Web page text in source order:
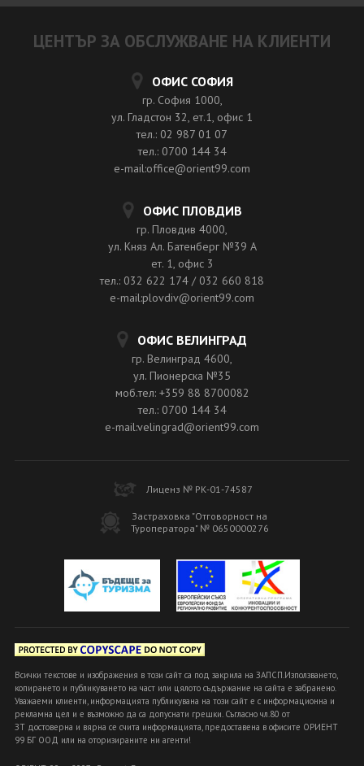
ЦЕНТЪР ЗА ОБСЛУЖВАНЕ НА КЛИЕНТИ
ОФИС СОФИЯ
гр. София 1000,
ул. Гладстон 32, ет.1, офис 1
тел.: 02 987 01 07
тел.: 0700 144 34
e-mail:office@orient99.com
ОФИС ПЛОВДИВ
гр. Пловдив 4000,
ул. Княз Ал. Батенберг №39 A
ет. 1, офис 3
тел.: 032 622 174 / 032 660 818
e-mail:plovdiv@orient99.com
ОФИС ВЕЛИНГРАД
гр. Велинград 4600,
ул. Пионерска №35
моб.тел: +359 88 8700082
тел.: 0700 144 34
e-mail:velingrad@orient99.com
Лиценз № РК-01-74587
Застраховка "Отговорност на
Туроператора" № 0650000276
Всички текстове и изображения в този сайт са под закрила на ЗАПСП.Използването,
копирането и публикуването на част или цялото съдържание на сайта е забранено.
Уважаеми клиенти, информацията публикувана на този сайт е с информационна и
рекламна цел и е възможно да са допуснати грешки. Съгласно чл.80 от
ЗТ достоверна и вярна се счита информацията, предоставена в офисите ОРИЕНТ
99 БГ ООД или на оторизираните ни агенти!